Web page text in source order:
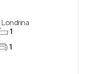
Londrina
1
1